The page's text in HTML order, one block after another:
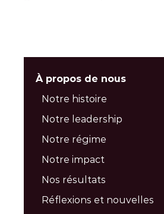
À propos de nous
Notre histoire
Notre leadership
Notre régime
Notre impact
Nos résultats
Réflexions et nouvelles